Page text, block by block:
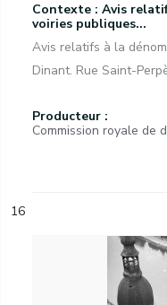
Contexte : Avis
voiries publiques...
Avis relatifs à la
Dinant. Rue Saint-
Producteur :
Commission royale de
16